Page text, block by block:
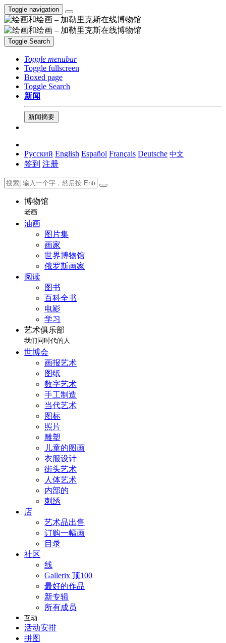
Toggle navigation
Toggle Search
Toggle menubar
Toggle fullscreen
Boxed page
Toggle Search
新闻
新闻摘要
Русский English Español Français Deutsche 中文
签到 注册
博物馆
老画
油画
图片集
画家
世界博物馆
俄罗斯画家
阅读
图书
百科全书
电影
学习
艺术俱乐部
我们同时代的人
世博会
画报艺术
图纸
数字艺术
手工制造
当代艺术
图标
照片
雕塑
儿童的图画
衣服设计
街头艺术
人体艺术
内部的
刺绣
店
艺术品出售
订购一幅画
目录
社区
线
Gallerix 顶100
最好的作品
新专辑
所有成员
互动
活动安排
拼图